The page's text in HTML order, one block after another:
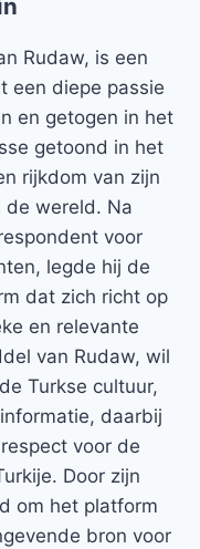
Rudaw, is een
een diepe passie
en getogen in het
getoond in het
rijkdom van zijn
wereld. Na
voor
legde hij de
dat zich richt op
en relevante
van Rudaw, wil
Turkse cultuur,
daarbij
voor de
Door zijn
om het platform
bron voor